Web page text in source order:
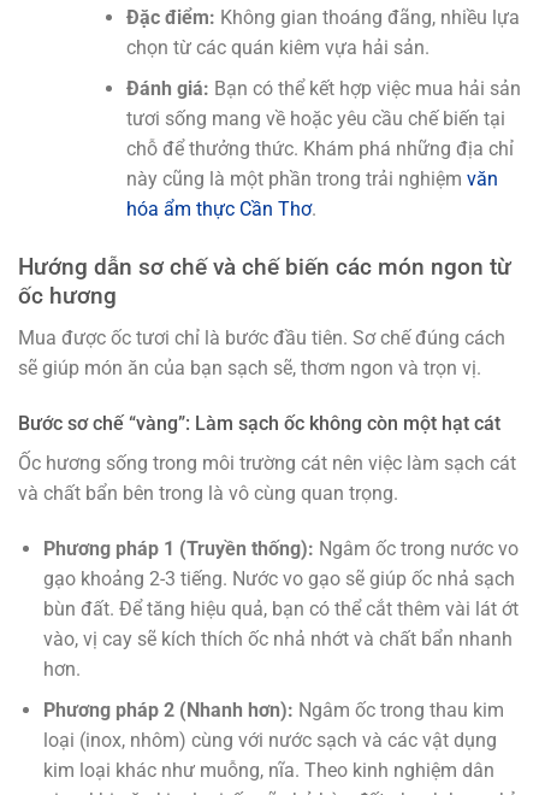
Đặc điểm: Không gian thoáng đãng, nhiều lựa
chọn từ các quán kiêm vựa hải sản.
Đánh giá: Bạn có thể kết hợp việc mua hải sản
tươi sống mang về hoặc yêu cầu chế biến tại
chỗ để thưởng thức. Khám phá những địa chỉ
này cũng là một phần trong trải nghiệm văn
hóa ẩm thực Cần Thơ.
Hướng dẫn sơ chế và chế biến các món ngon từ
ốc hương
Mua được ốc tươi chỉ là bước đầu tiên. Sơ chế đúng cách
sẽ giúp món ăn của bạn sạch sẽ, thơm ngon và trọn vị.
Bước sơ chế “vàng”: Làm sạch ốc không còn một hạt cát
Ốc hương sống trong môi trường cát nên việc làm sạch cát
và chất bẩn bên trong là vô cùng quan trọng.
Phương pháp 1 (Truyền thống): Ngâm ốc trong nước vo
gạo khoảng 2-3 tiếng. Nước vo gạo sẽ giúp ốc nhả sạch
bùn đất. Để tăng hiệu quả, bạn có thể cắt thêm vài lát ớt
vào, vị cay sẽ kích thích ốc nhả nhớt và chất bẩn nhanh
hơn.
Phương pháp 2 (Nhanh hơn): Ngâm ốc trong thau kim
loại (inox, nhôm) cùng với nước sạch và các vật dụng
kim loại khác như muỗng, nĩa. Theo kinh nghiệm dân